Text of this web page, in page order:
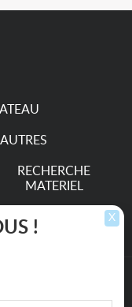
AUTRES
RECHERCHE
MATERIEL
X
!